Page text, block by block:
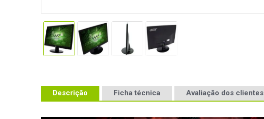
Descrição Ficha técnica Avaliação dos clientes